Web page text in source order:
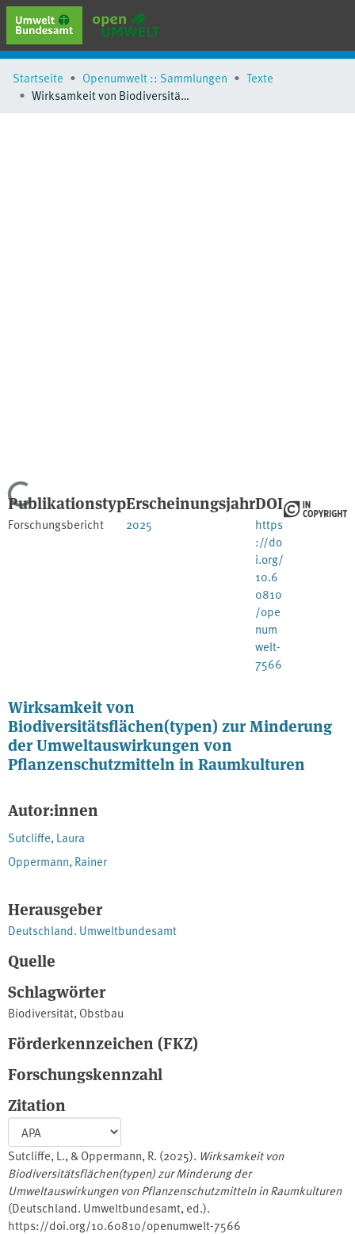
erweiterte Suche
Browse
Startseite Openumwelt :: Sammlungen
Texte
Wirksamkeit von Biodiversitätsflächen(typen) zur Minderung der Umweltauswirkungen von Pflanzenschutzmitteln in Raumkulturen
Lade...
Publikationstyp
Forschungsbericht
Erscheinungsjahr
2025
DOI
https
://do
i.org/
10.6
0810
/ope
num
welt-
7566
Wirksamkeit von
Biodiversitätsflächen(typen) zur Minderung
der Umweltauswirkungen von
Pflanzenschutzmitteln in Raumkulturen
Autor:innen
Sutcliffe, Laura
Oppermann, Rainer
Herausgeber
Deutschland. Umweltbundesamt
Quelle
Schlagwörter
Biodiversität,Obstbau
Förderkennzeichen (FKZ)
Forschungskennzahl
Zitation
Sutcliffe, L., & Oppermann, R. (2025). Wirksamkeit von
Biodiversitätsflächen(typen) zur Minderung der
Umweltauswirkungen von Pflanzenschutzmitteln in Raumkulturen
(Deutschland. Umweltbundesamt, ed.).
https://doi.org/10.60810/openumwelt-7566